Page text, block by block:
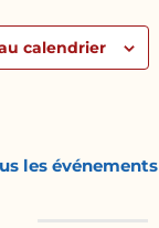
calendrier
les événements